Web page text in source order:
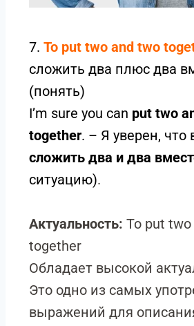
7. To put two and two
сложить два плюс два
(понять)
I’m sure you can put two
together. – Я уверен,
сложить два и два
ситуацию).
Актуальность: To put
together
Обладает высокой
Это одно из самых
выражений для